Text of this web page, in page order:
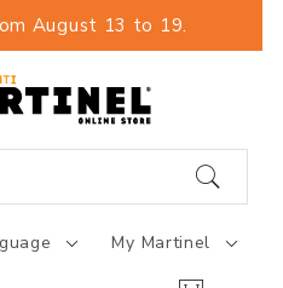
August 13 to 19.
My Martinel